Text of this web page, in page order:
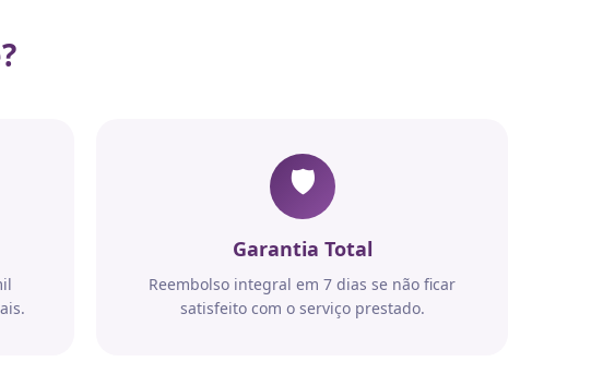
🛡️
Garantia Total
Reembolso integral em 7 dias se não ficar
satisfeito com o serviço prestado.